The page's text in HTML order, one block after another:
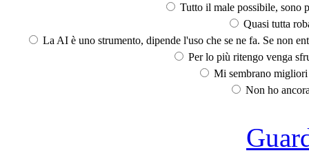
Tutto il male possibile, sono
Quasi tutta
La AI è uno strumento, dipende l'uso che se ne fa. Se non
Per lo più ritengo venga
Mi sembrano
Non ho